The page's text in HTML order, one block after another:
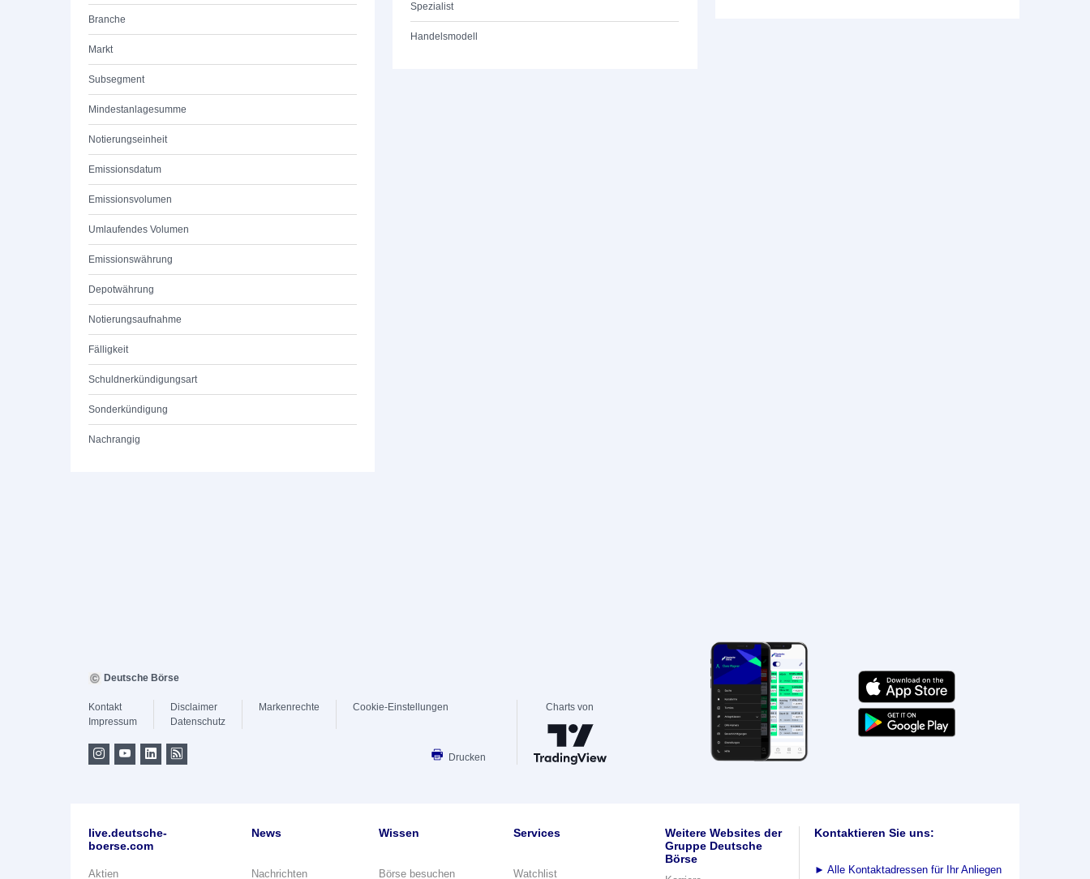
Branche
Markt
Subsegment
Mindestanlagesumme
Notierungseinheit
Emissionsdatum
Emissionsvolumen
Umlaufendes Volumen
Emissionswährung
Depotwährung
Notierungsaufnahme
Fälligkeit
Schuldnerkündigungsart
Sonderkündigung
Nachrangig
Spezialist
Handelsmodell
Deutsche Börse
Kontakt
Impressum
Disclaimer
Datenschutz
Markenrechte Cookie-Einstellungen
Drucken
Charts von
live.deutsche-
boerse.com
Aktien
News
Nachrichten
Wissen
Börse besuchen
Services
Watchlist
Weitere Websites der
Gruppe Deutsche
Börse
Kontaktieren Sie uns:
► Alle Kontaktadressen für Ihr Anliegen